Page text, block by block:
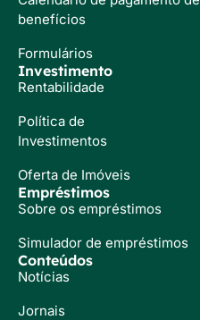
benefícios
Formulários
Investimento
Rentabilidade
Política de
Investimentos
Oferta de Imóveis
Empréstimos
Sobre os empréstimos
Simulador de empréstimos
Conteúdos
Notícias
Jornais